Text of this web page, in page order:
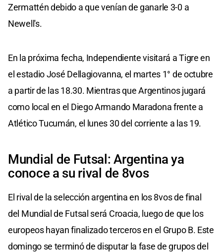
Zermattén debido a que venían de ganarle 3-0 a
Newell's.
En la próxima fecha, Independiente visitará a Tigre en
el estadio José Dellagiovanna, el martes 1° de octubre
a partir de las 18.30. Mientras que Argentinos jugará
como local en el Diego Armando Maradona frente a
Atlético Tucumán, el lunes 30 del corriente a las 19.
Mundial de Futsal: Argentina ya
conoce a su rival de 8vos
El rival de la selección argentina en los 8vos de final
del Mundial de Futsal será Croacia, luego de que los
europeos hayan finalizado terceros en el Grupo B. Este
domingo se terminó de disputar la fase de grupos del